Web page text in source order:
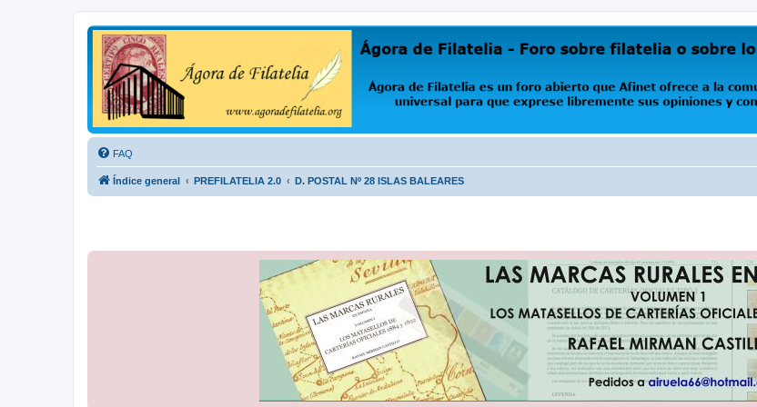
Ágora de Filatelia
Foro sobre filatelia o sobre lo que se tercie. Ágora de Filatelia es un foro abierto que Afinet ofrece a la comunidad filatélica universal para que exprese
FAQ
Índice general PREFILATELIA 2.0 D. POSTAL Nº 28 ISLAS BALEARES